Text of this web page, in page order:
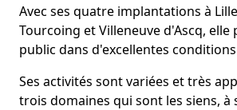
Avec ses quatre implantations à
Tourcoing et Villeneuve d'Ascq, elle
public dans d'excellentes
Ses activités sont variées et très
trois domaines qui sont les siens, à